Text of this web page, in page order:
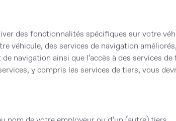
des fonctionnalités spécifiques sur votre
véhicule, des services de navigation
navigation ainsi que l’accès à des services de
y compris les services de tiers, vous